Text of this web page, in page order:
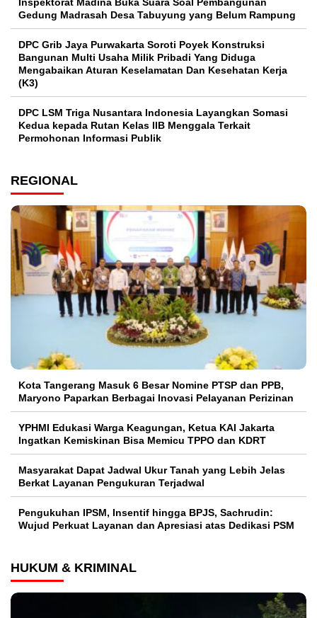
Gedung Madrasah Desa Tabuyung yang Belum Rampung
DPC Grib Jaya Purwakarta Soroti Poyek Konstruksi
Bangunan Multi Usaha Milik Pribadi Yang Diduga
Mengabaikan Aturan Keselamatan Dan Kesehatan Kerja
(K3)
DPC LSM Triga Nusantara Indonesia Layangkan Somasi
Kedua kepada Rutan Kelas IIB Menggala Terkait
Permohonan Informasi Publik
REGIONAL
Kota Tangerang Masuk 6 Besar Nomine PTSP dan PPB,
Maryono Paparkan Berbagai Inovasi Pelayanan Perizinan
YPHMI Edukasi Warga Keagungan, Ketua KAI Jakarta
Ingatkan Kemiskinan Bisa Memicu TPPO dan KDRT
Masyarakat Dapat Jadwal Ukur Tanah yang Lebih Jelas
Berkat Layanan Pengukuran Terjadwal
Pengukuhan IPSM, Insentif hingga BPJS, Sachrudin:
Wujud Perkuat Layanan dan Apresiasi atas Dedikasi PSM
HUKUM & KRIMINAL